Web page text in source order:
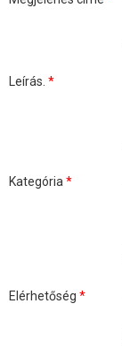
Leírás. *
Kategória *
Elérhetőség *